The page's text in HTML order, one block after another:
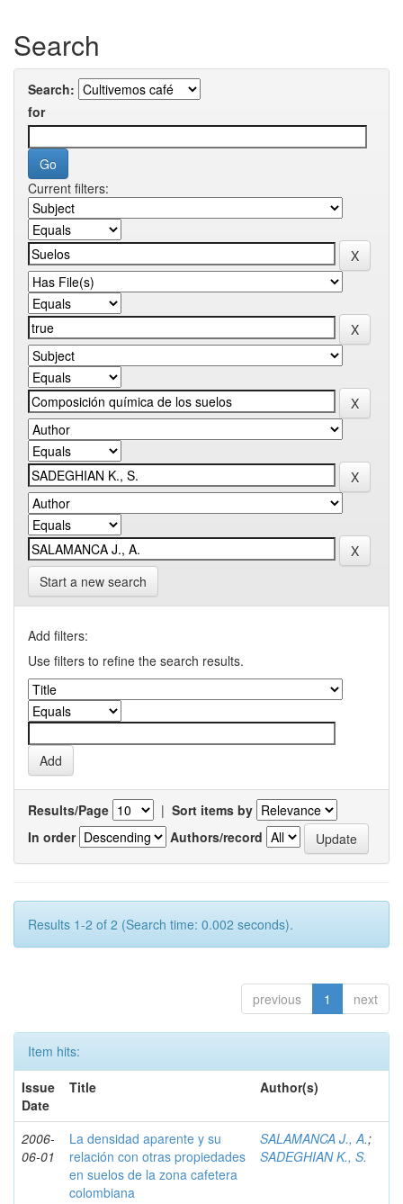
Search
Search:
for
Current filters:
Start a new search
Add filters:
Use filters to refine the search results.
Results/Page | Sort items by
In order
Authors/record
Results 1-2 of 2 (Search time: 0.002 seconds).
previous 1 next
Item hits:
Issue
Date
Title Author(s)
2006-
06-01
La densidad aparente y su
relación con otras propiedades
en suelos de la zona cafetera
colombiana
SALAMANCA J., A.;
SADEGHIAN K., S.